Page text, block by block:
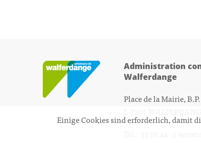
Administration
Walferdange
Place de la Mairie,
Einige Cookies sind erforderlich, damit